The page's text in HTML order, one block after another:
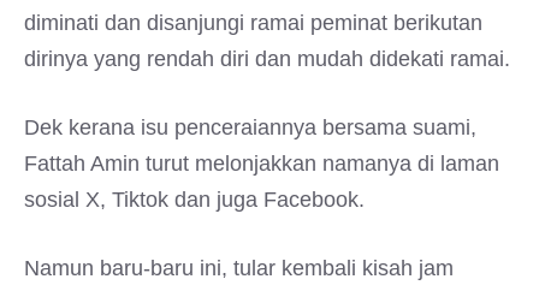
diminati dan disanjungi ramai peminat berikutan
dirinya yang rendah diri dan mudah didekati ramai.
Dek kerana isu penceraiannya bersama suami,
Fattah Amin turut melonjakkan namanya di laman
sosial X, Tiktok dan juga Facebook.
Namun baru-baru ini, tular kembali kisah jam